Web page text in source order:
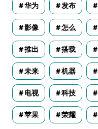
华为 发布
影像 怎么
推出 搭载
未来 机器
电视 科技
苹果 荣耀